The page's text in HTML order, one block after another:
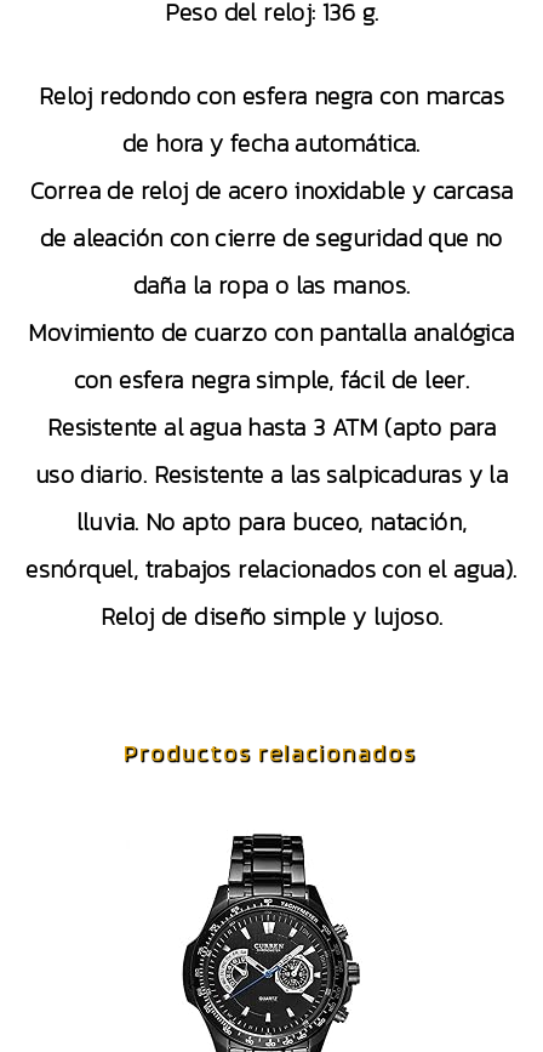
Peso del reloj: 136 g.
Reloj redondo con esfera negra con marcas
de hora y fecha automática.
Correa de reloj de acero inoxidable y carcasa
de aleación con cierre de seguridad que no
daña la ropa o las manos.
Movimiento de cuarzo con pantalla analógica
con esfera negra simple, fácil de leer.
Resistente al agua hasta 3 ATM (apto para
uso diario. Resistente a las salpicaduras y la
lluvia. No apto para buceo, natación,
esnórquel, trabajos relacionados con el agua).
Reloj de diseño simple y lujoso.
Productos relacionados